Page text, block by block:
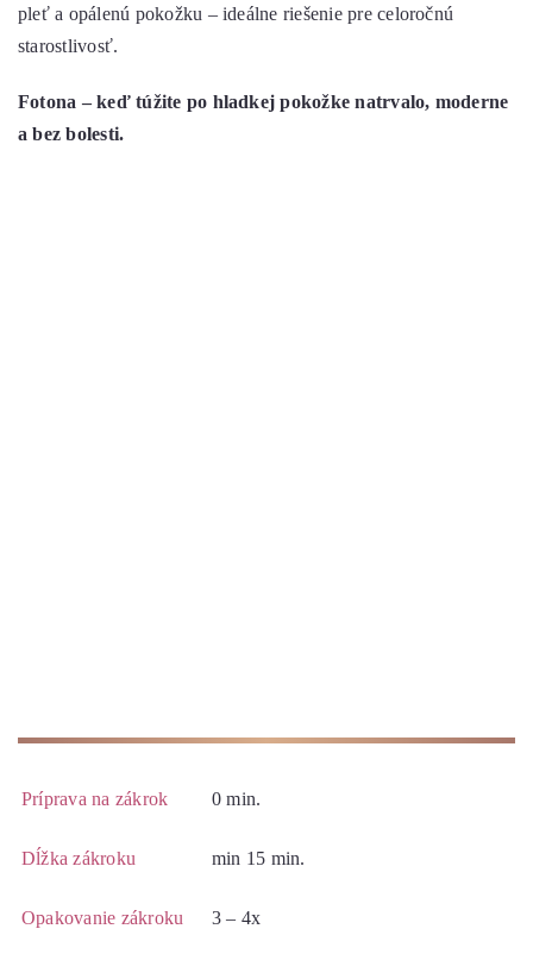
pleť a opálenú pokožku – ideálne riešenie pre celoročnú
starostlivosť.
Fotona – keď túžite po hladkej pokožke natrvalo, moderne
a bez bolesti.
Príprava na zákrok 0 min.
Dĺžka zákroku min 15 min.
Opakovanie zákroku 3 – 4x